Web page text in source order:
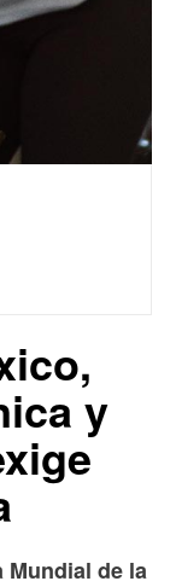
y
Mundial de la